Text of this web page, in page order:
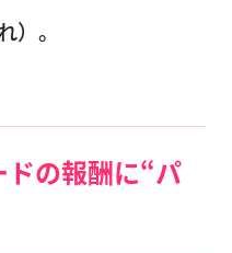
。
の報酬に“パ